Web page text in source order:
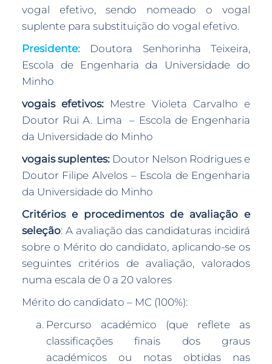
vogal efetivo, sendo nomeado o vogal
suplente para substituição do vogal efetivo.
Presidente: Doutora Senhorinha Teixeira,
Escola de Engenharia da Universidade do
Minho
vogais efetivos: Mestre Violeta Carvalho e
Doutor Rui A. Lima – Escola de Engenharia
da Universidade do Minho
vogais suplentes: Doutor Nelson Rodrigues e
Doutor Filipe Alvelos – Escola de Engenharia
da Universidade do Minho
Critérios e procedimentos de avaliação e
seleção: A avaliação das candidaturas incidirá
sobre o Mérito do candidato, aplicando-se os
seguintes critérios de avaliação, valorados
numa escala de 0 a 20 valores
Mérito do candidato – MC (100%):
Percurso académico (que reflete as
classificações finais dos graus
académicos ou notas obtidas nas